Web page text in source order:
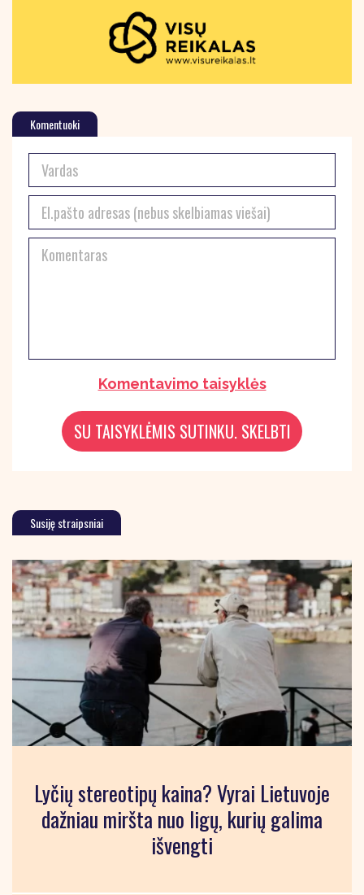
Komentuoki
Komentavimo taisyklės
Susiję straipsniai
Lyčių stereotipų kaina? Vyrai Lietuvoje
dažniau miršta nuo ligų, kurių galima
išvengti